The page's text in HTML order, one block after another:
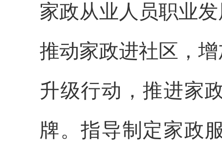
家政从业人员职业
推动家政进社区，
升级行动，推进家
牌。指导制定家政